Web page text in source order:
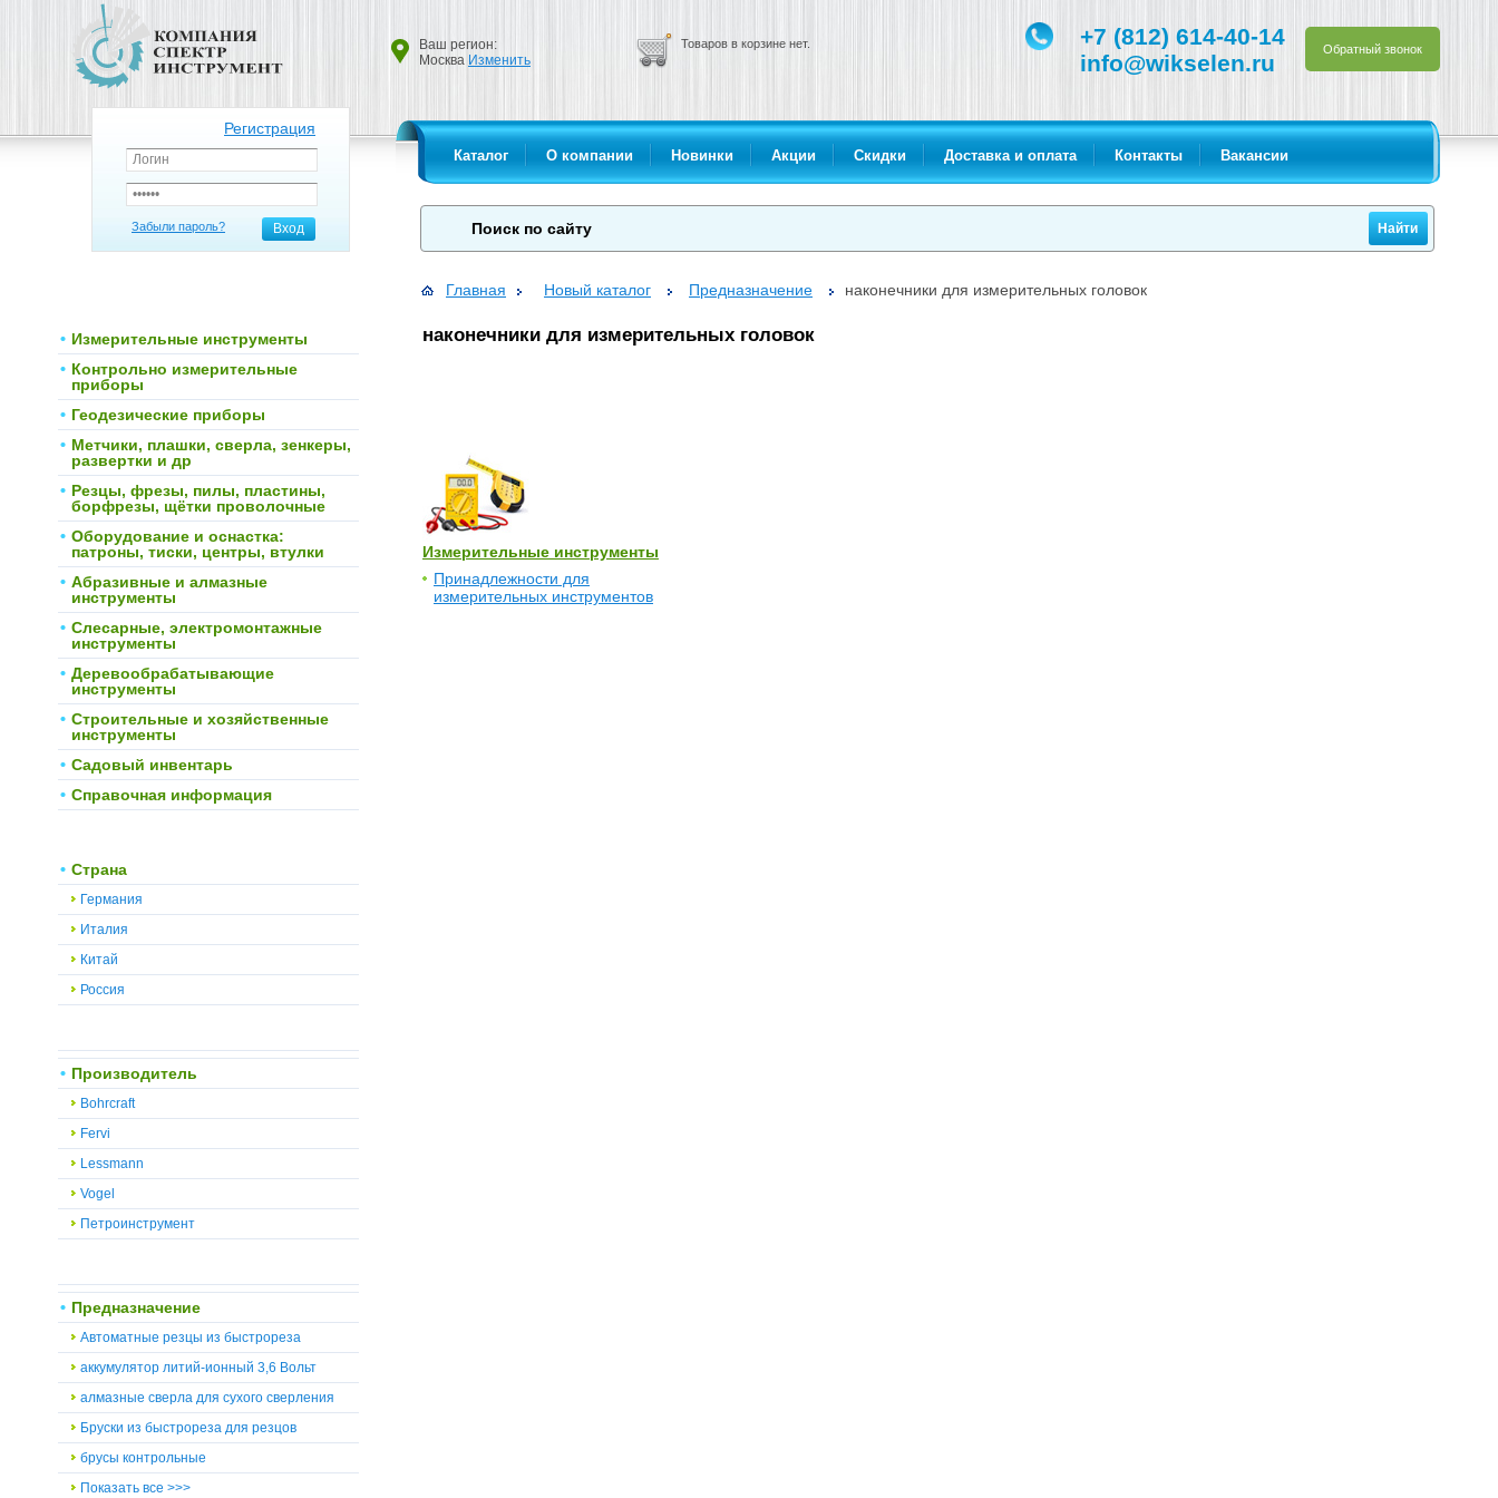
+7 (812) 614-40-14
info@wikselen.ru
Обратный звонок
Ваш регион:
Москва Изменить
Товаров в корзине нет.
Регистрация
Забыли пароль? Вход
Каталог О компании Новинки Акции Скидки Доставка и оплата Контакты Вакансии
Главная Новый каталог Предназначение наконечники для измерительных головок
Измерительные инструменты
Контрольно измерительные
приборы
Геодезические приборы
Метчики, плашки, сверла, зенкеры,
развертки и др
Резцы, фрезы, пилы, пластины,
борфрезы, щётки проволочные
Оборудование и оснастка:
патроны, тиски, центры, втулки
Абразивные и алмазные
инструменты
Слесарные, электромонтажные
инструменты
Деревообрабатывающие
инструменты
Строительные и хозяйственные
инструменты
Садовый инвентарь
Справочная информация
Страна
Германия
Италия
Китай
Россия
Производитель
Bohrcraft
Fervi
Lessmann
Vogel
Петроинструмент
Предназначение
Автоматные резцы из быстрореза
аккумулятор литий-ионный 3,6 Вольт
алмазные сверла для сухого сверления
Бруски из быстрореза для резцов
брусы контрольные
Показать все >>>
наконечники для измерительных головок
Измерительные инструменты
Принадлежности для
измерительных инструментов